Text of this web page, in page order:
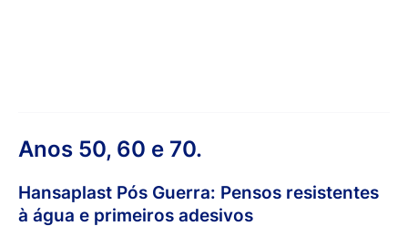
Anos 50, 60 e 70.
Hansaplast Pós Guerra: Pensos resistentes
à água e primeiros adesivos